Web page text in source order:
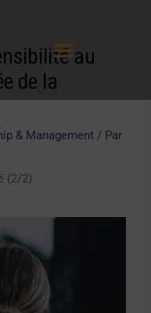
au
de la
& Management / Par
(2/2)